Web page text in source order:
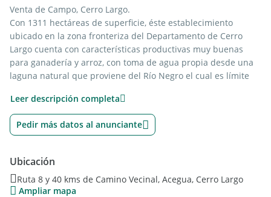
Venta de Campo, Cerro Largo.
Con 1311 hectáreas de superficie, éste establecimiento
ubicado en la zona fronteriza del Departamento de Cerro
Largo cuenta con características productivas muy buenas
para ganadería y arroz, con toma de agua propia desde una
laguna natural que proviene del Río Negro el cual es límite
el uso de las bombas de extracción de agua y riego de los
cultivos.
instalaciones básicas para el trabajo con ganado vacuno.
Actualmente se encuentra arrendado para agricultura y
Leer descripción completa
Pedir más datos al anunciante
Ubicación
Ruta 8 y 40 kms de Camino Vecinal, Acegua, Cerro Largo
Ampliar mapa